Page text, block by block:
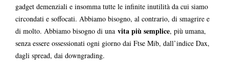
gadget demenziali e insomma tutte le infinite inutilità da cui siamo
circondati e soffocati. Abbiamo bisogno, al contrario, di smagrire e
di molto. Abbiamo bisogno di una vita più semplice, più umana,
senza essere ossessionati ogni giorno dai Ftse Mib, dall’indice Dax,
dagli spread, dai downgrading.